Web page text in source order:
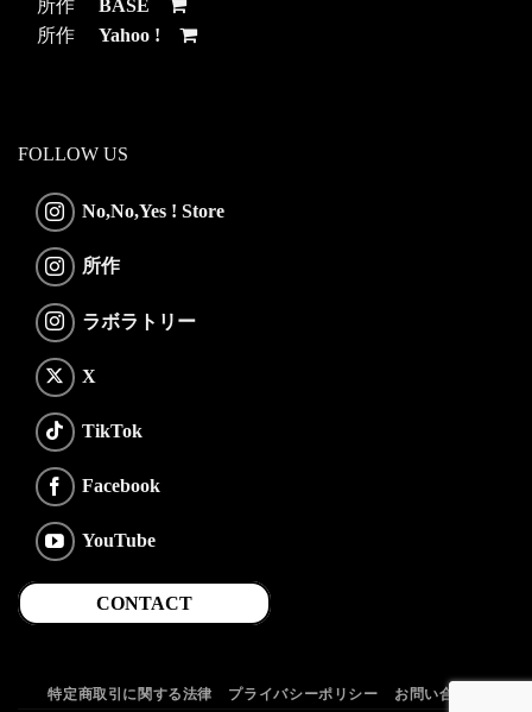
所作 BASE
所作 Yahoo !
FOLLOW US
No,No,Yes ! Store
所作
ラボラトリー
X
TikTok
Facebook
YouTube
CONTACT
特定商取引に関する法律 プライバシーポリシー お問い合わせ